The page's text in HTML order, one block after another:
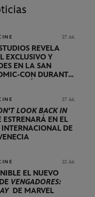
27 Jul.
REVELA
EXCLUSIVO Y
EN LA SAN
CON DURANTE
27 Jul.
LOOK BACK IN
ESTRENARÁ EN EL
INTERNACIONAL DE
22 Jul.
EL NUEVO
VENGADORES:
DE MARVEL